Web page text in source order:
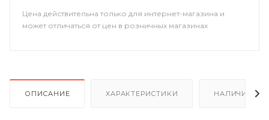
Цена действительна только для интернет-магазина и
может отличаться от цен в розничных магазинах
ОПИСАНИЕ ХАРАКТЕРИСТИКИ НАЛИЧИЕ